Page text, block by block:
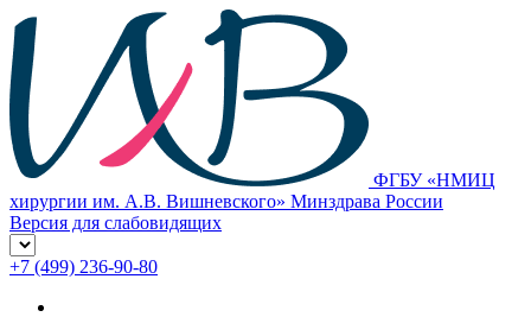
ФГБУ «НМИЦ
хирургии им. А.В. Вишневского» Минздрава России
Версия для слабовидящих
+7 (499) 236-90-80